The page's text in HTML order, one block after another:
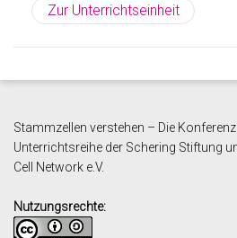
Zur Unterrichtseinheit
Stammzellen verstehen – Die
Unterrichtsreihe der Schering Stiftung
Cell
Network e.V.
Nutzungsrechte: